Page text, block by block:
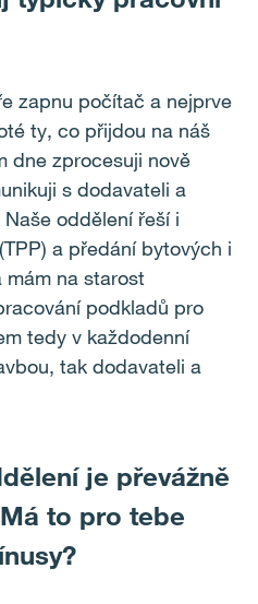
zapnu počítač a nejprve
ty, co přijdou na náš
dne zprocesuji nově
s dodavateli a
oddělení řeší i
a předání bytových i
mám na starost
podkladů pro
tedy v každodenní
tak dodavateli a
je převážně
to pro tebe